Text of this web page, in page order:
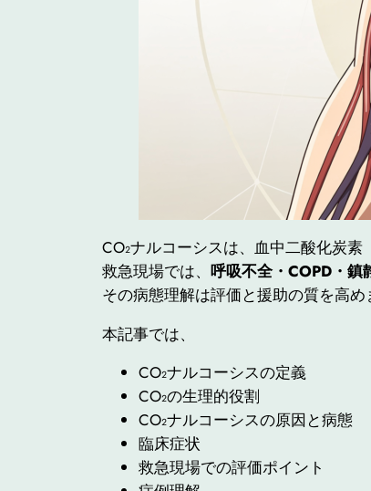
CO₂ナルコーシスは、血中二酸化炭素
救急現場では、 呼吸不全・COPD・鎮
その病態理解は評価と援助の質を高め
本記事では、
CO₂ナルコーシスの定義
CO₂の生理的役割
CO₂ナルコーシスの原因と病態
臨床症状
救急現場での評価ポイント